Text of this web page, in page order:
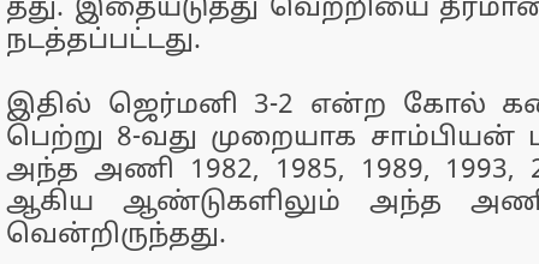
தது. இதையடுத்து வெற்​றியை
நடத்​தப்​பட்​டது.
இதில் ஜெர்​மனி 3-2 என்ற கோல்
பெற்று 8-வது முறை​யாக சாம்​பியன்
அந்த அணி 1982, 1985, 1989, 1993,
ஆகிய ஆண்​டு​களி​லும் அந்த
வென்​றிருந்​தது.